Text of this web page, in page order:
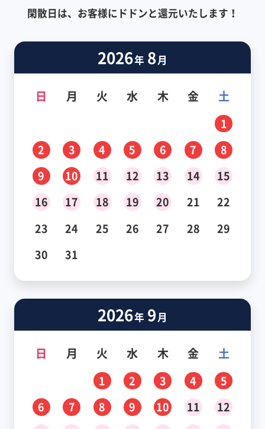
閑散日は、お客様にドドンと還元いたします！
2026年 8月
日 月 火 水 木 金 土
1
2
3 4 5 6 7
8
9
10 11 12 13 14
15
16
17 18 19 20 21
22
23
24 25 26 27 28
29
30
31
2026年 9月
日 月 火 水 木 金 土
1 2 3 4
5
6
7 8 9 10 11
12